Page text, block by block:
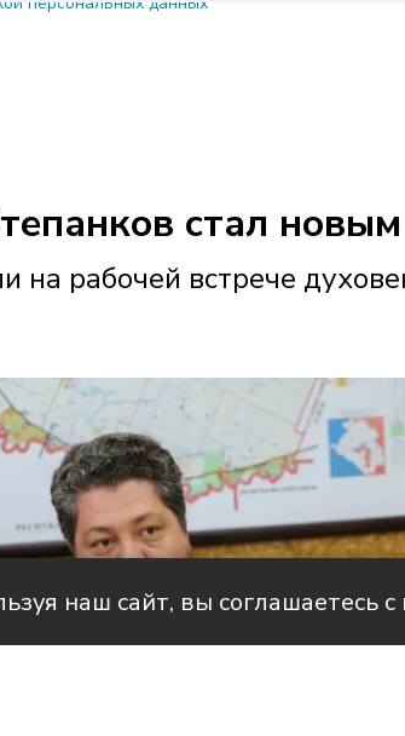
стал
на рабочей встрече
наш сайт, вы соглашаетесь